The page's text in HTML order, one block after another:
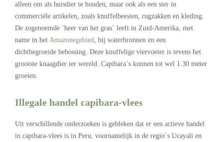
alleen om als huisdier te houden, maar ook als een ster in
commerciële artikelen, zoals knuffelbeesten, rugzakken en kleding.
De zogenoemde ´heer van het gras´ leeft in Zuid-Amerika, met
name in het Amazonegebied, bij waterbronnen en een
dichtbegroeide bebossing. Deze knuffelige viervoeter is tevens het
grootste knaagdier ter wereld. Capibara´s kunnen tot wel 1.30 meter
groeien.
Illegale handel capibara-vlees
Uit verschillende onderzoeken is gebleken dat er een actieve handel
in capibara-vlees is in Peru, voornamelijk in de regio´s Ucayali en